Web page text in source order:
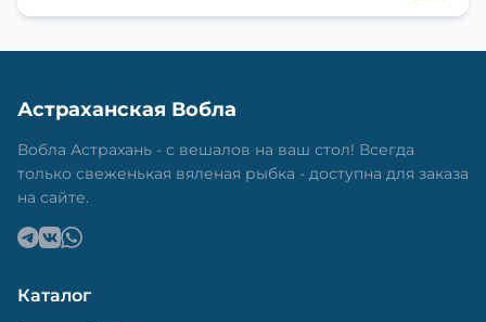
Астраханская Вобла
Вобла Астрахань - с вешалов на ваш стол! Всегда
только свеженькая вяленая рыбка - доступна для заказа
на сайте.
Каталог